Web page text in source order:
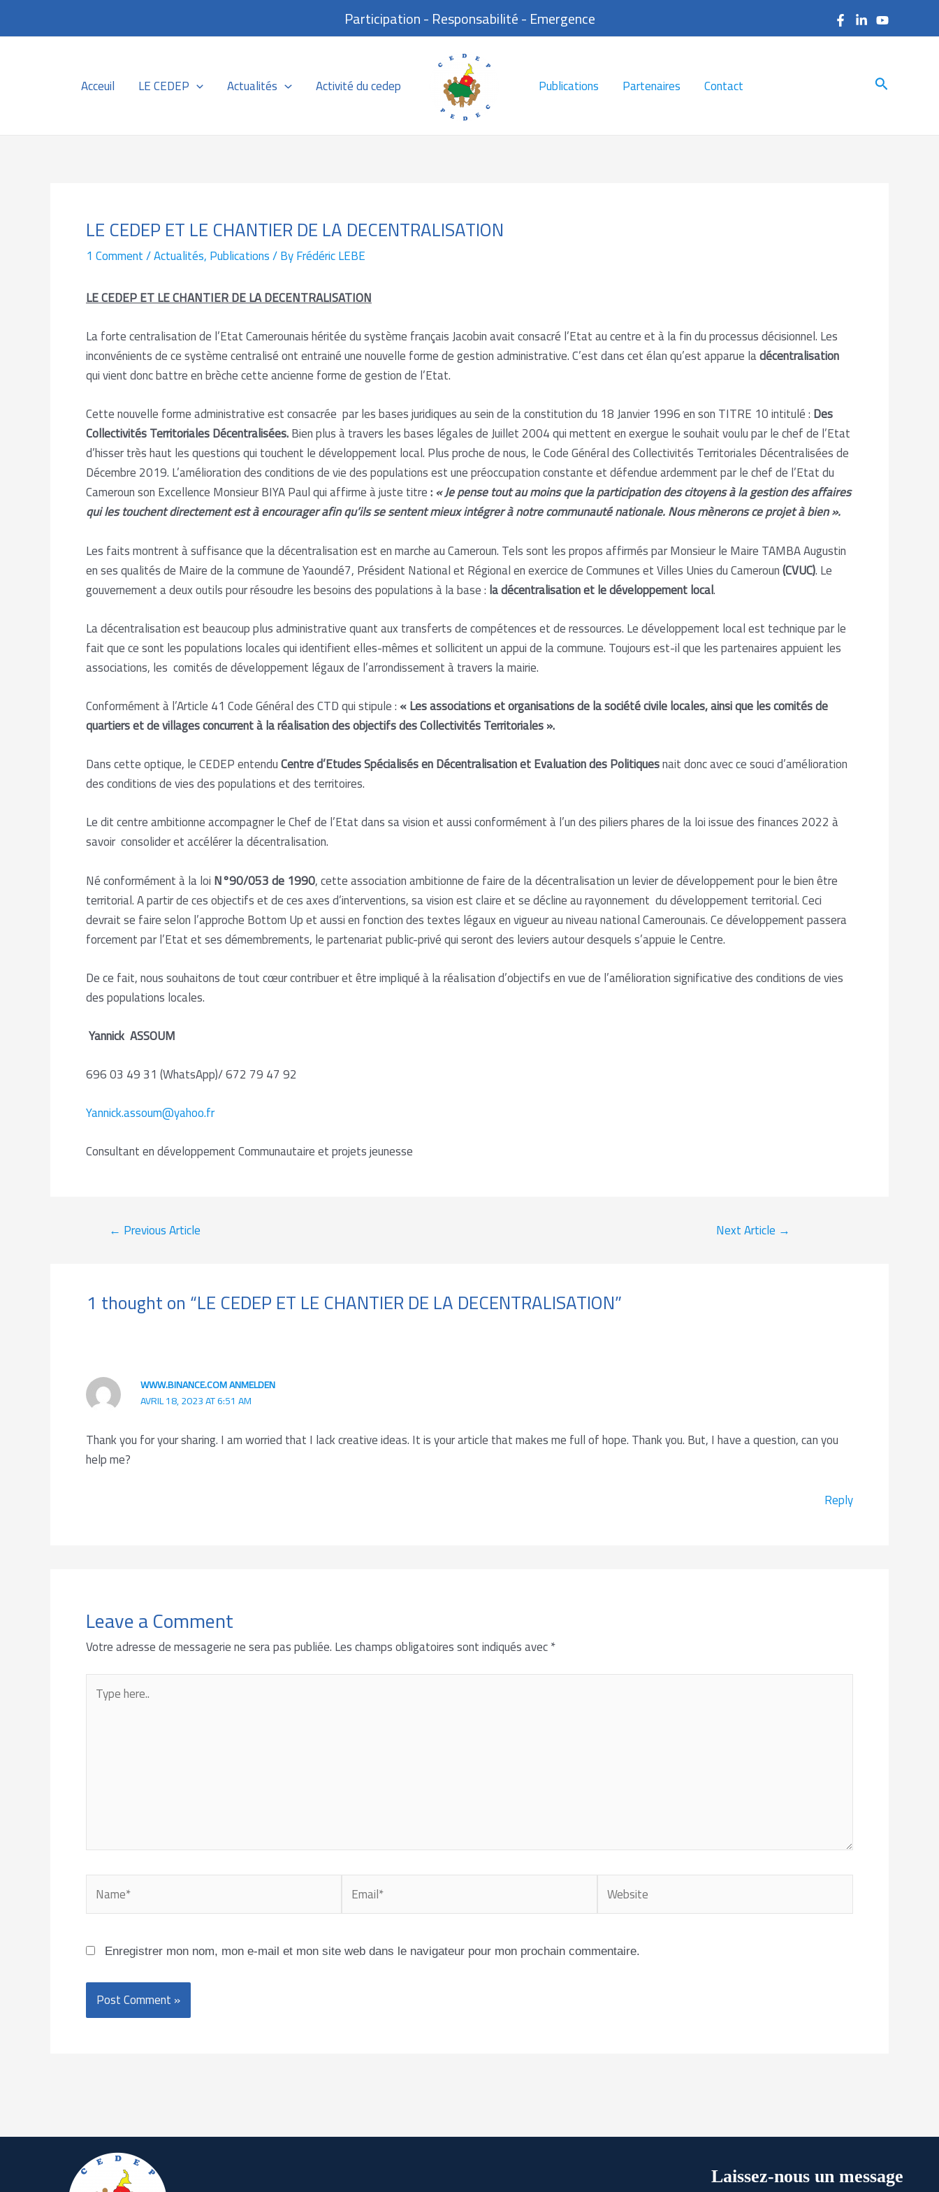
Participation - Responsabilité - Emergence
Acceuil LE CEDEP Actualités Activité du cedep Publications Partenaires Contact Search
LE CEDEP ET LE CHANTIER DE LA DECENTRALISATION
1 Comment/Actualités,Publications/ ByFrédéric LEBE
LE CEDEP ET LE CHANTIER DE LA DECENTRALISATION
La forte centralisation de l’Etat Camerounais héritée du système français Jacobin avait consacré l’Etat au centre et à la fin du processus décisionnel. Les
inconvénients de ce système centralisé ont entrainé une nouvelle forme de gestion administrative. C’est dans cet élan qu’est apparue ladécentralisation
qui vient donc battre en brèche cette ancienne forme de gestion de l’Etat.
Cette nouvelle forme administrative est consacrée par les bases juridiques au sein de la constitution du 18 Janvier 1996 en son TITRE 10 intitulé :Des
Collectivités Territoriales Décentralisées.Bien plus à travers les bases légales de Juillet 2004 qui mettent en exergue le souhait voulu par le chef de l’Etat
d’hisser très haut les questions qui touchent le développement local. Plus proche de nous, le Code Général des Collectivités Territoriales Décentralisées de
Décembre 2019. L’amélioration des conditions de vie des populations est une préoccupation constante et défendue ardemment par le chef de l’Etat du
Cameroun son Excellence Monsieur BIYA Paul qui affirme à juste titre:« Je pense tout au moins que la participation des citoyens à la gestion des affaires
qui les touchent directement est à encourager afin qu’ils se sentent mieux intégrer à notre communauté nationale. Nous mènerons ce projet à bien ».
Les faits montrent à suffisance que la décentralisation est en marche au Cameroun. Tels sont les propos affirmés par Monsieur le Maire TAMBA Augustin
en ses qualités de Maire de la commune de Yaoundé7, Président National et Régional en exercice de Communes et Villes Unies du Cameroun(CVUC). Le
gouvernement a deux outils pour résoudre les besoins des populations à la base :la décentralisation et le développement local.
La décentralisation est beaucoup plus administrative quant aux transferts de compétences et de ressources. Le développement local est technique par le
fait que ce sont les populations locales qui identifient elles-mêmes et sollicitent un appui de la commune. Toujours est-il que les partenaires appuient les
associations, les comités de développement légaux de l’arrondissement à travers la mairie.
Conformément à l’Article 41 Code Général des CTD qui stipule :« Les associations et organisations de la société civile locales, ainsi que les comités de
quartiers et de villages concurrent à la réalisation des objectifs des Collectivités Territoriales ».
Dans cette optique, le CEDEP entenduCentre d’Etudes Spécialisés en Décentralisation et Evaluation des Politiquesnait donc avec ce souci d’amélioration
des conditions de vies des populations et des territoires.
Le dit centre ambitionne accompagner le Chef de l’Etat dans sa vision et aussi conformément à l’un des piliers phares de la loi issue des finances 2022 à
savoir consolider et accélérer la décentralisation.
Né conformément à la loiN°90/053 de 1990, cette association ambitionne de faire de la décentralisation un levier de développement pour le bien être
territorial. A partir de ces objectifs et de ces axes d’interventions, sa vision est claire et se décline au rayonnement du développement territorial. Ceci
devrait se faire selon l’approche Bottom Up et aussi en fonction des textes légaux en vigueur au niveau national Camerounais. Ce développement passera
forcement par l’Etat et ses démembrements, le partenariat public-privé qui seront des leviers autour desquels s’appuie le Centre.
De ce fait, nous souhaitons de tout cœur contribuer et être impliqué à la réalisation d’objectifs en vue de l’amélioration significative des conditions de vies
des populations locales.
Yannick ASSOUM
696 03 49 31 (WhatsApp)/ 672 79 47 92
Yannick.assoum@yahoo.fr
Consultant en développement Communautaire et projets jeunesse
← Previous Article Next Article →
1 thought on “LE CEDEP ET LE CHANTIER DE LA DECENTRALISATION”
WWW.BINANCE.COM ANMELDEN
AVRIL 18, 2023 AT 6:51 AM
Thank you for your sharing. I am worried that I lack creative ideas. It is your article that makes me full of hope. Thank you. But, I have a question, can you
help me?
Reply
Leave a Comment
Votre adresse de messagerie ne sera pas publiée.Les champs obligatoires sont indiqués avec*
here..
Enregistrer mon nom, mon e-mail et mon site web dans le navigateur pour mon prochain commentaire.
Laissez-nous un message